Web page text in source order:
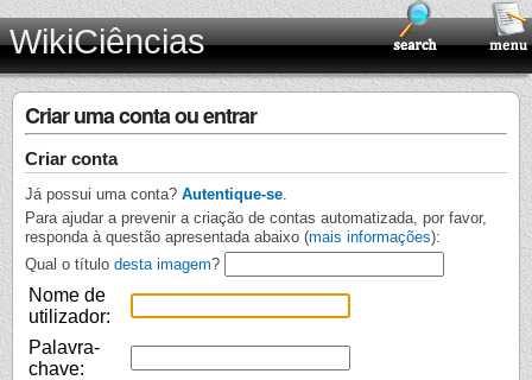
WikiCiências
Criar uma conta ou entrar
Criar conta
Já possui uma conta? Autentique-se
Para ajudar a prevenir a criação de contas automatizada, por favor,
responda à questão apresentada abaixo (mais informações):
Qual o título desta imagem?
Nome de
utilizador:
Palavra-
chave: